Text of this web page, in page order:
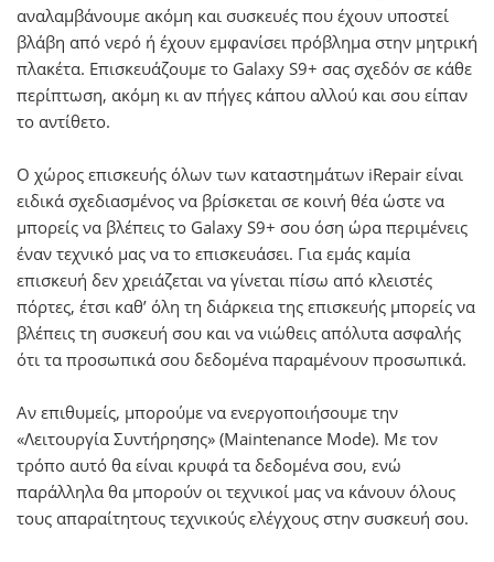
αναλαμβάνουμε ακόμη και συσκευές που έχουν υποστεί
βλάβη από νερό ή έχουν εμφανίσει πρόβλημα στην μητρική
πλακέτα. Επισκευάζουμε το Galaxy S9+ σας σχεδόν σε κάθε
περίπτωση, ακόμη κι αν πήγες κάπου αλλού και σου είπαν
το αντίθετο.
Ο χώρος επισκευής όλων των καταστημάτων iRepair είναι
ειδικά σχεδιασμένος να βρίσκεται σε κοινή θέα ώστε να
μπορείς να βλέπεις το Galaxy S9+ σου όση ώρα περιμένεις
έναν τεχνικό μας να το επισκευάσει. Για εμάς καμία
επισκευή δεν χρειάζεται να γίνεται πίσω από κλειστές
πόρτες, έτσι καθ’ όλη τη διάρκεια της επισκευής μπορείς να
βλέπεις τη συσκευή σου και να νιώθεις απόλυτα ασφαλής
ότι τα προσωπικά σου δεδομένα παραμένουν προσωπικά.
Αν επιθυμείς, μπορούμε να ενεργοποιήσουμε την
«Λειτουργία Συντήρησης» (Maintenance Mode). Με τον
τρόπο αυτό θα είναι κρυφά τα δεδομένα σου, ενώ
παράλληλα θα μπορούν οι τεχνικοί μας να κάνουν όλους
τους απαραίτητους τεχνικούς ελέγχους στην συσκευή σου.